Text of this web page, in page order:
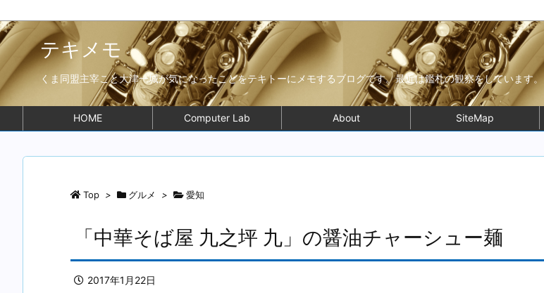
テキメモ
くま同盟主宰こと大津一城が気になったことをテキトーにメモするブログです。最近は鑑札の観察をしています。
HOME Computer Lab About SiteMap
Top > グルメ > 愛知
「中華そば屋 九之坪 九」の醤油チャーシュー麺
2017年1月22日